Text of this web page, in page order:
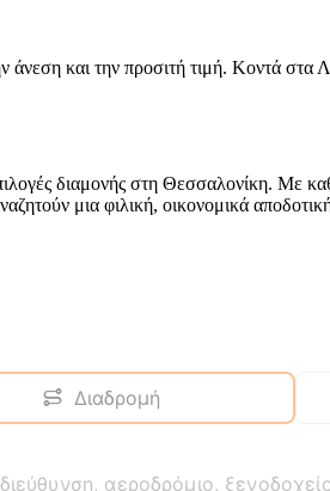
και την προσιτή τιμή. Κοντά στα
διαμονής στη Θεσσαλονίκη. Με
μια φιλική, οικονομικά